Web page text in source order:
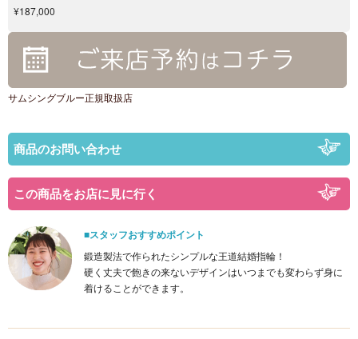
¥187,000
サムシングブルー正規取扱店
商品のお問い合わせ
この商品をお店に見に行く
■スタッフおすすめポイント
鍛造製法で作られたシンプルな王道結婚指輪！
硬く丈夫で飽きの来ないデザインはいつまでも変わらず身に
着けることができます。